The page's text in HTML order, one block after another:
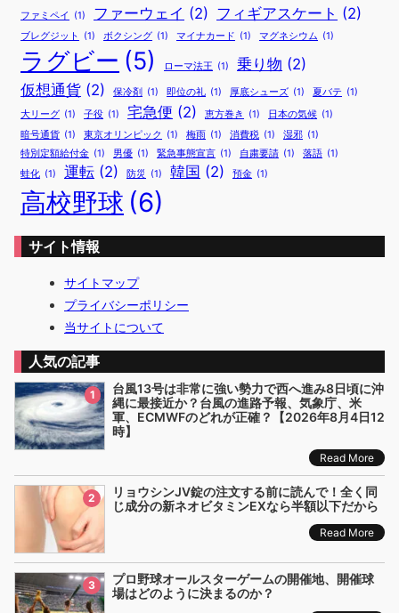
ファミペイ (1) ファーウェイ (2) フィギアスケート (2)
ブレグジット (1) ボクシング (1) マイナカード (1) マグネシウム (1)
ラグビー (5) ローマ法王 (1) 乗り物 (2)
仮想通貨 (2) 保冷剤 (1) 即位の礼 (1) 厚底シューズ (1) 夏バテ (1)
大リーグ (1) 子役 (1) 宅急便 (2) 恵方巻き (1) 日本の気候 (1)
暗号通貨 (1) 東京オリンピック (1) 梅雨 (1) 消費税 (1) 湿邪 (1)
特別定額給付金 (1) 男優 (1) 緊急事態宣言 (1) 自粛要請 (1) 落語 (1)
蛙化 (1) 運転 (2) 防災 (1) 韓国 (2) 預金 (1)
高校野球 (6)
サイト情報
サイトマップ
プライバシーポリシー
当サイトについて
人気の記事
1
台風13号は非常に強い勢力で西へ進み8日頃に沖
縄に最接近か？台風の進路予報、気象庁、米
軍、ECMWFのどれが正確？【2026年8月4日12
時】
Read More
2
リョウシンJV錠の注文する前に読んで！全く同
じ成分の新ネオビタミンEXなら半額以下だから
Read More
3
プロ野球オールスターゲームの開催地、開催球
場はどのように決まるのか？